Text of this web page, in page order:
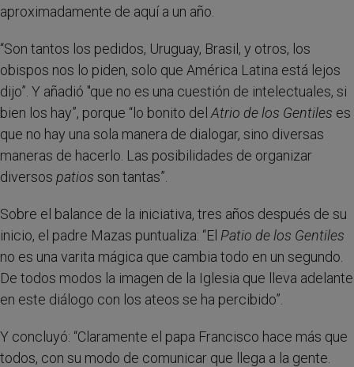
aproximadamente de aquí a un año.
“Son tantos los pedidos, Uruguay, Brasil, y otros, los
obispos nos lo piden, solo que América Latina está lejos
dijo”. Y añadió "que no es una cuestión de intelectuales, si
bien los hay”, porque “lo bonito del Atrio de los Gentiles es
que no hay una sola manera de dialogar, sino diversas
maneras de hacerlo. Las posibilidades de organizar
diversos patios son tantas”.
Sobre el balance de la iniciativa, tres años después de su
inicio, el padre Mazas puntualiza: “El Patio de los Gentiles
no es una varita mágica que cambia todo en un segundo.
De todos modos la imagen de la Iglesia que lleva adelante
en este diálogo con los ateos se ha percibido”.
Y concluyó: “Claramente el papa Francisco hace más que
todos, con su modo de comunicar que llega a la gente.